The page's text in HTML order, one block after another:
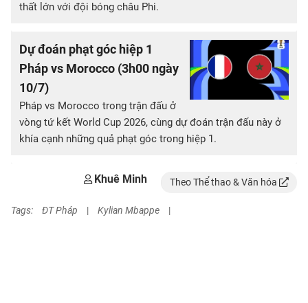
thất lớn với đội bóng châu Phi.
Dự đoán phạt góc hiệp 1
Pháp vs Morocco (3h00 ngày
10/7)
Pháp vs Morocco trong trận đấu ở
vòng tứ kết World Cup 2026, cùng dự đoán trận đấu này ở
khía cạnh những quả phạt góc trong hiệp 1.
Khuê Minh Theo Thể thao & Văn hóa
Tags: ĐT Pháp | Kylian Mbappe |